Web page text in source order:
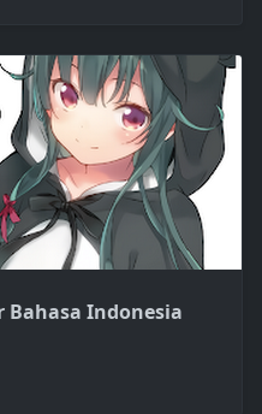
Bahasa Indonesia